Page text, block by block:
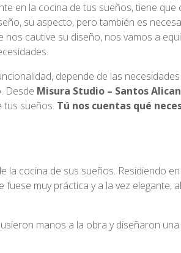
en la cocina de tus sueños, tiene que
su aspecto, pero también es
cautive su diseño, nos vamos a
depende de las
Desde Misura Studio – Santos
tus sueños. Tú nos cuentas qué
cocina de sus sueños. Residiendo
muy práctica y a la vez elegante, al
manos a la obra y diseñaron